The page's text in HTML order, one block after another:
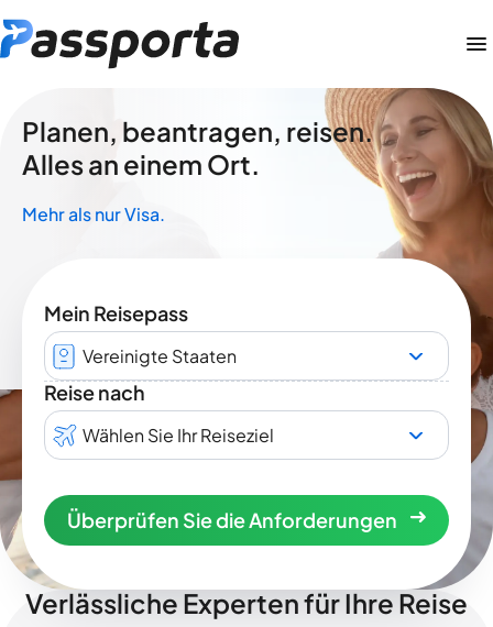
Planen, beantragen, reisen.
Alles an einem Ort.
Mehr als nur Visa.
Mein Reisepass
Vereinigte Staaten
Reise nach
Wählen Sie Ihr Reiseziel
Überprüfen Sie die Anforderungen
Verlässliche Experten für Ihre Reise